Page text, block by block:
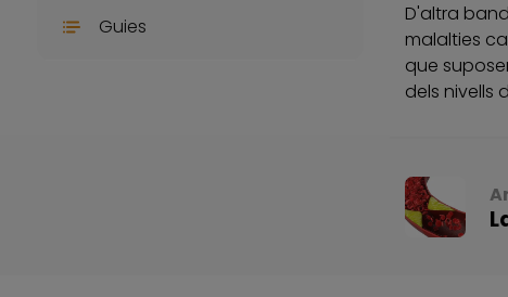
Guies
D'altra
malalties
que
dels nivells